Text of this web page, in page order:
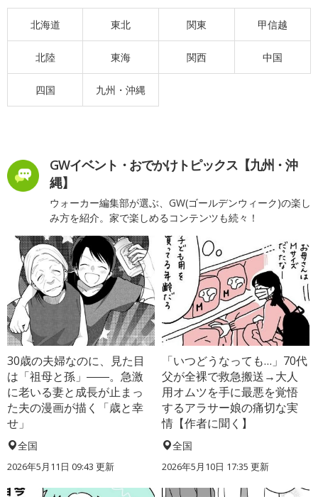
北海道 東北 関東 甲信越
北陸 東海 関西 中国
四国 九州・沖縄
GWイベント・おでかけトピックス【九州・沖
縄】
ウォーカー編集部が選ぶ、GW(ゴールデンウィーク)の楽し
み方を紹介。家で楽しめるコンテンツも続々！
30歳の夫婦なのに、見た目
は「祖母と孫」――。急激
に老いる妻と成長が止まっ
た夫の漫画が描く「歳と幸
せ」
全国
2026年5月11日 09:43 更新
「いつどうなっても…」70代
父が全裸で救急搬送→大人
用オムツを手に最悪を覚悟
するアラサー娘の痛切な実
情【作者に聞く】
全国
2026年5月10日 17:35 更新